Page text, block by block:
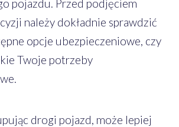
pojazdu. Przed podjęciem
należy dokładnie sprawdzić
opcje ubezpieczeniowe, czy
Twoje potrzeby
drogi pojazd, może lepiej